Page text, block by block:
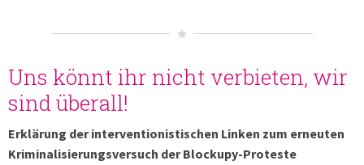
Uns könnt ihr nicht verbieten, wir
sind überall!
Erklärung der interventionistischen Linken zum erneuten
Kriminalisierungsversuch der Blockupy-Proteste